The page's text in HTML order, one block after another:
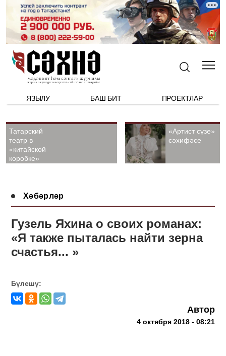
ЯЗЫЛУ БАШ БИТ ПРОЕКТЛАР
Татарский
театр в
«китайской
коробке»
«Артист сүзе»
сәхифәсе
Хәбәрләр
Гузель Яхина о своих романах:
«Я также пыталась найти зерна
счастья... »
Бүлешү:
Автор
4 октября 2018 - 08:21